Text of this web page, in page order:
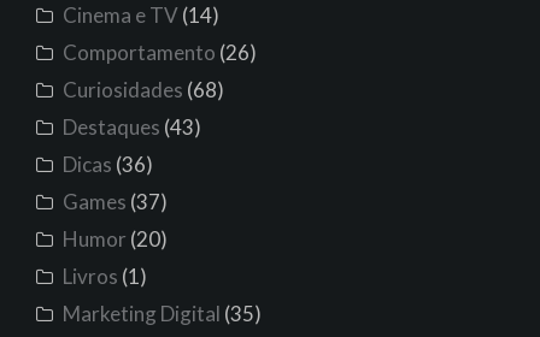
Cinema e TV(14)
Comportamento (26)
Curiosidades (68)
Destaques (43)
Dicas (36)
Games (37)
Humor (20)
Livros (1)
Marketing Digital (35)